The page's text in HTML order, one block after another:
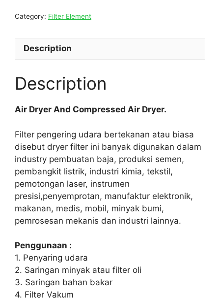
Category: Filter Element
Description
Description
Air Dryer And Compressed Air Dryer.
Filter pengering udara bertekanan atau biasa
disebut dryer filter ini banyak digunakan dalam
industry pembuatan baja, produksi semen,
pembangkit listrik, industri kimia, tekstil,
pemotongan laser, instrumen
presisi,penyemprotan, manufaktur elektronik,
makanan, medis, mobil, minyak bumi,
pemrosesan mekanis dan industri lainnya.
Penggunaan :
1. Penyaring udara
2. Saringan minyak atau filter oli
3. Saringan bahan bakar
4. Filter Vakum